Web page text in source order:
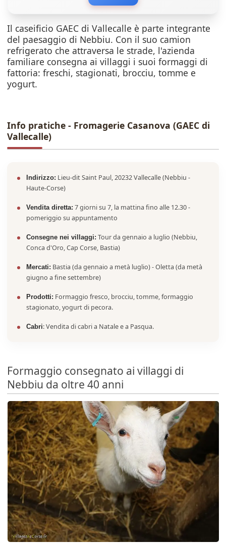
Il caseificio GAEC di Vallecalle è parte integrante
del paesaggio di Nebbiu. Con il suo camion
refrigerato che attraversa le strade, l'azienda
familiare consegna ai villaggi i suoi formaggi di
fattoria: freschi, stagionati, brocciu, tomme e
yogurt.
Info pratiche - Fromagerie Casanova (GAEC di
Vallecalle)
Indirizzo: Lieu-dit Saint Paul, 20232 Vallecalle (Nebbiu -
Haute-Corse)
Vendita diretta: 7 giorni su 7, la mattina fino alle 12.30 -
pomeriggio su appuntamento
Consegne nei villaggi: Tour da gennaio a luglio (Nebbiu,
Conca d'Oro, Cap Corse, Bastia)
Mercati: Bastia (da gennaio a metà luglio) - Oletta (da metà
giugno a fine settembre)
Prodotti: Formaggio fresco, brocciu, tomme, formaggio
stagionato, yogurt di pecora.
Cabri: Vendita di cabri a Natale e a Pasqua.
Formaggio consegnato ai villaggi di
Nebbiu da oltre 40 anni